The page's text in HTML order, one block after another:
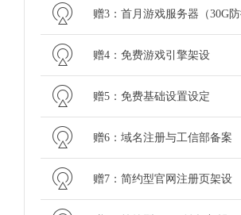
赠3：首月游戏服务器（30G防
赠4：免费游戏引擎架设
赠5：免费基础设置设定
赠6：域名注册与工信部备案
赠7：简约型官网注册页架设